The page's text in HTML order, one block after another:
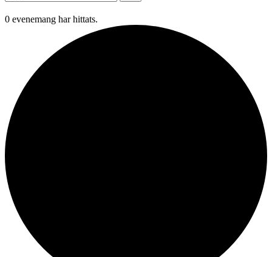
0 evenemang har hittats.